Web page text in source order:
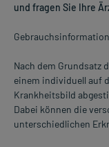
und fragen Sie Ihre
Nach dem Grundsatz
einem individuell auf
Krankheitsbild
Dabei können die
unterschiedlichen